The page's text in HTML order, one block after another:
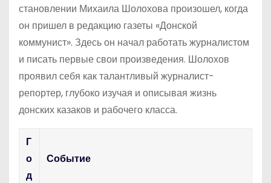
становлении Михаила Шолохова произошел, когда
он пришел в редакцию газеты «Донской
коммунист». Здесь он начал работать журналистом
и писать первые свои произведения. Шолохов
проявил себя как талантливый журналист-
репортер, глубоко изучая и описывая жизнь
донских казаков и рабочего класса.
Г
о
д
Событие